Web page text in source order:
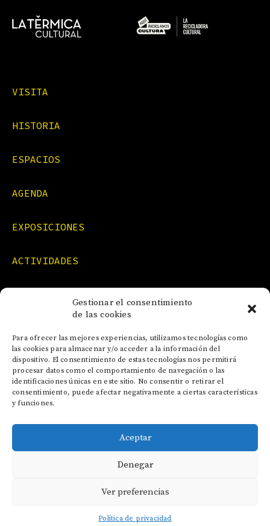
Gestionar el consentimiento
de las cookies
Para ofrecer las mejores experiencias, utilizamos tecnologías como
las cookies para almacenar y/o acceder a la información del
dispositivo. El consentimiento de estas tecnologías nos permitirá
procesar datos como el comportamiento de navegación o las
identificaciones únicas en este sitio. No consentir o retirar el
consentimiento, puede afectar negativamente a ciertas características
y funciones.
Aceptar
Denegar
Ver preferencias
Política de privacidad
VISITA
HISTORIA
ESPACIOS
AGENDA
EXPOSICIONES
ACTIVIDADES
CONTACTO
POLÍTICA DE COOKIES
POLÍTICA DE PRIVACIDAD